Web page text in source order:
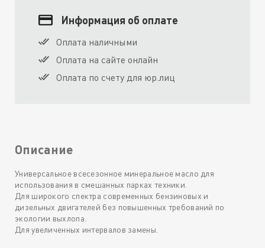
Информация об оплате
Оплата наличными
Оплата на сайте онлайн
Оплата по счету для юр.лиц
Описание
Универсальное всесезонное минеральное масло для
использования в смешанных парках техники.
Для широкого спектра современных бензиновых и
дизельных двигателей без повышенных требований по
экологии выхлопа.
Для увеличенных интервалов замены.